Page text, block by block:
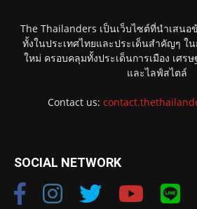
The Thailanders เป็นเว็บไซต์ที่นำเสนอ
ทั้งในประเทศไทยและประเด็นสำคัญๆ ใ
ใหม่ ครอบคลุมทั้งประเด็นการเมือง เศร
และไลฟ์สไตล์
Contact us:
SOCIAL NETWORK